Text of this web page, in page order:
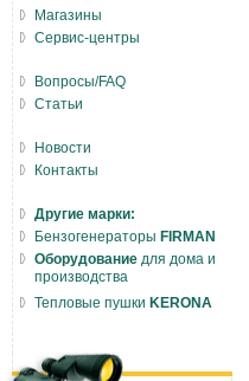
Магазины
Сервис-центры
Вопросы/FAQ
Статьи
Новости
Контакты
Другие марки:
Бензогенераторы FIRMAN
Оборудование для дома и
производства
Тепловые пушки KERONA